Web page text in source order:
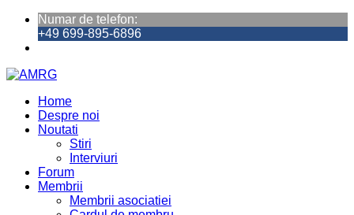
Numar de telefon:
+49 699-895-6896
Home
Despre noi
Noutati
Stiri
Interviuri
Forum
Membrii
Membrii asociatiei